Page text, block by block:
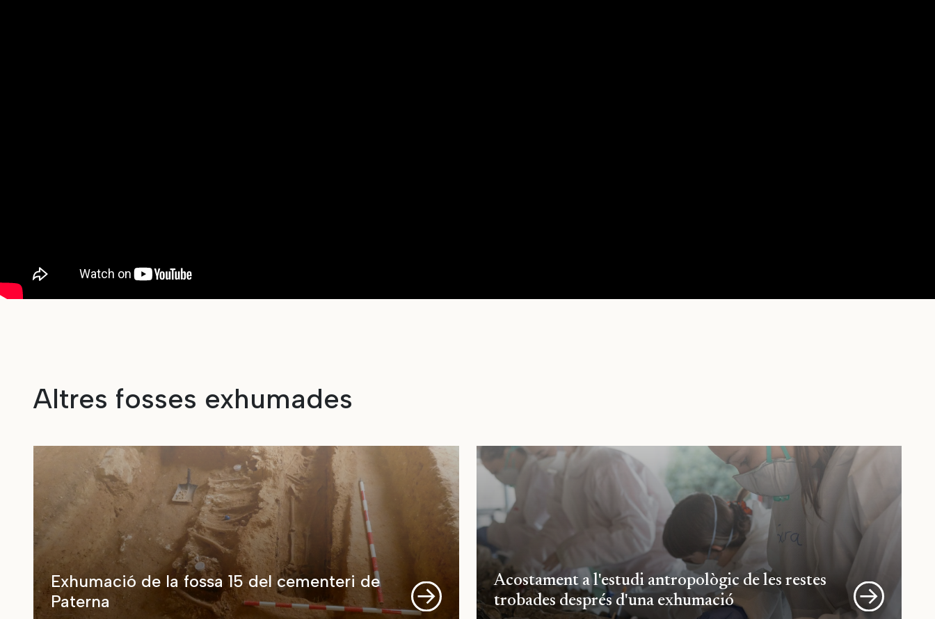
Altres fosses exhumades
Exhumació de la fossa 15 del cementeri de
Paterna
Acostament a l'estudi antropològic de les restes
trobades després d'una exhumació